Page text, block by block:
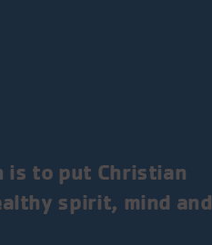
is to put Christian
spirit, mind and